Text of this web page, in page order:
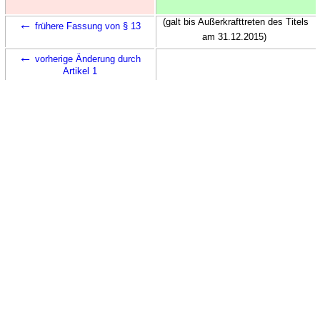
← frühere Fassung von § 13
(galt bis Außerkrafttreten des Titels
am 31.12.2015)
← vorherige Änderung durch
Artikel 1